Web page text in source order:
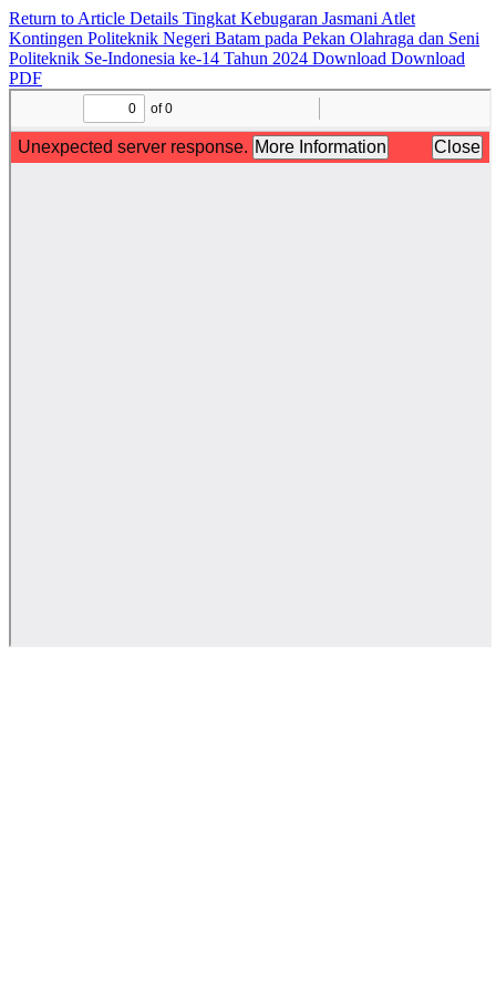
Return to Article Details Tingkat Kebugaran Jasmani Atlet
Kontingen Politeknik Negeri Batam pada Pekan Olahraga dan Seni
Politeknik Se-Indonesia ke-14 Tahun 2024 Download Download
PDF